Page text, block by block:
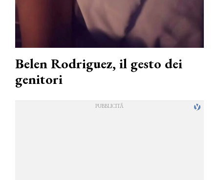
Belen Rodriguez, il gesto dei
genitori